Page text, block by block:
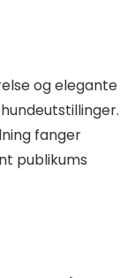
og elegante
fanger
publikums